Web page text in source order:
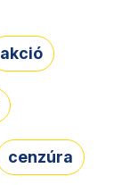
akció
cenzúra